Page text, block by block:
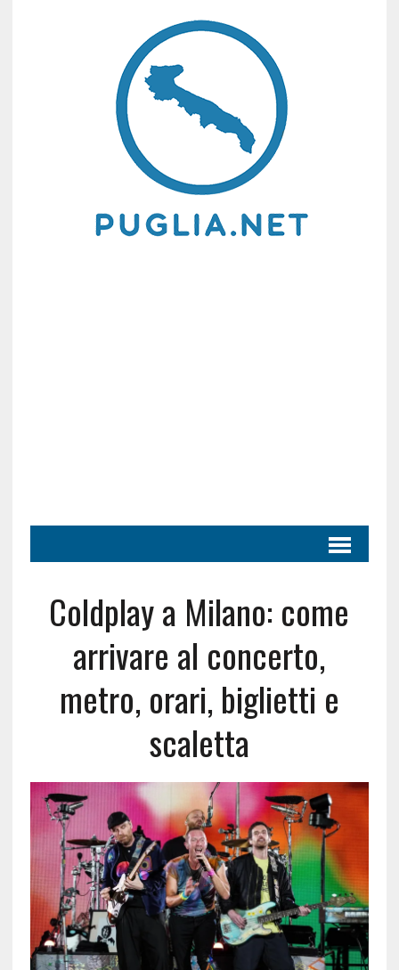
Coldplay a Milano: come
arrivare al concerto,
metro, orari, biglietti e
scaletta